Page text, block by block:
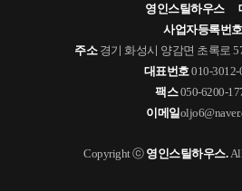
영인스틸하우스
사업자등록번호
주소경기 화성시 양감면 초록로
대표번호010-3012-
팩스050-6200-
이메일
Copyright ⓒ 영인스틸하우스.All